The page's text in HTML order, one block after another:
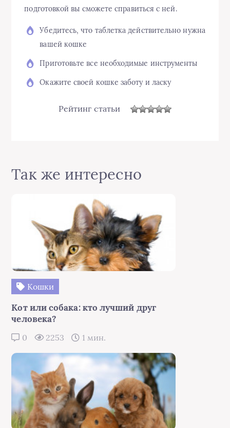
подготовкой вы сможете справиться с ней.
Убедитесь, что таблетка действительно нужна
вашей кошке
Приготовьте все необходимые инструменты
Окажите своей кошке заботу и ласку
Рейтинг статьи
Так же интересно
Кошки
Кот или собака: кто лучший друг
человека?
0 2253 1 мин.